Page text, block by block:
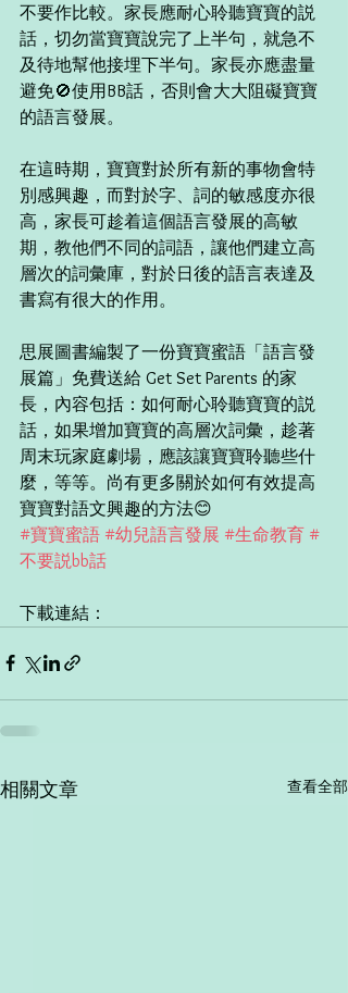
不要作比較。家長應耐心聆聽寶寶的説
話，切勿當寶寶說完了上半句，就急不
及待地幫他接埋下半句。家長亦應盡量
避免🚫使用BB話，否則會大大阻礙寶寶
的語言發展。
在這時期，寶寶對於所有新的事物會特
別感興趣，而對於字、詞的敏感度亦很
高，家長可趁着這個語言發展的高敏
期，教他們不同的詞語，讓他們建立高
層次的詞彙庫，對於日後的語言表達及
書寫有很大的作用。
思展圖書編製了一份寶寶蜜語「語言發
展篇」免費送給 Get Set Parents 的家
長，內容包括：如何耐心聆聽寶寶的説
話，如果增加寶寶的高層次詞彙，趁著
周末玩家庭劇場，應該讓寶寶聆聽些什
麼，等等。尚有更多關於如何有效提高
寶寶對語文興趣的方法😊
#寶寶蜜語 #幼兒語言發展 #生命教育 #
不要説bb話
下載連結：
相關文章 查看全部